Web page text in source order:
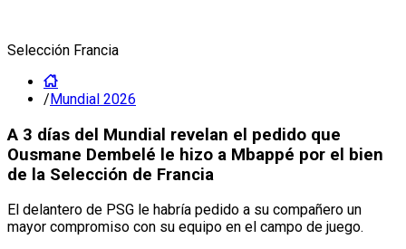
Selección Francia
/Mundial 2026
A 3 días del Mundial revelan el pedido que
Ousmane Dembelé le hizo a Mbappé por el bien
de la Selección de Francia
El delantero de PSG le habría pedido a su compañero un
mayor compromiso con su equipo en el campo de juego.